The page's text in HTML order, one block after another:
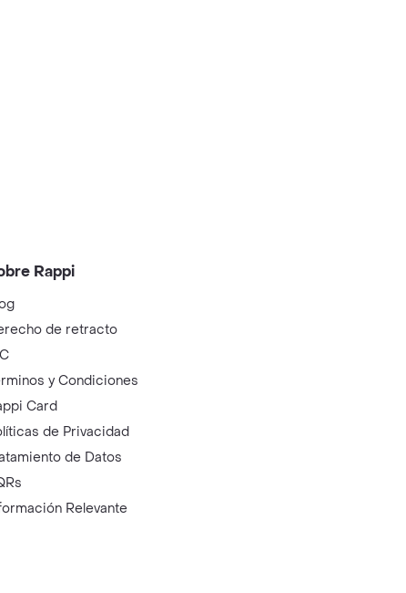
Rappi
de retracto
y Condiciones
Card
de Privacidad
de Datos
Relevante